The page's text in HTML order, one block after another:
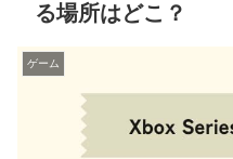
る場所はどこ？
ゲーム